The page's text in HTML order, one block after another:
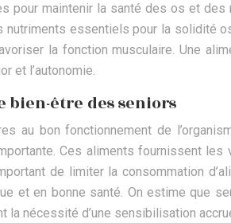
pour maintenir la santé des os et
essentiels pour la solidité
la fonction musculaire. Une
et l’autonomie.
bien-être des seniors
au bon fonctionnement de
Ces aliments fournissent
de limiter la consommation
et en bonne santé. On estime que
nécessité d’une sensibilisation